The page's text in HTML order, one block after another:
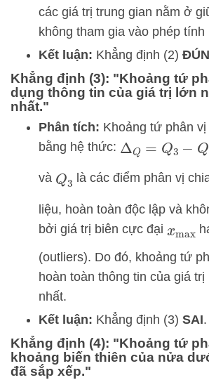
các giá trị trung gian nằm ở
không tham gia vào phép tính
Kết luận: Khẳng định (2)
Khẳng định (3): "Khoảng tứ
dụng thông tin của giá trị lớn
nhất."
Phân tích: Khoảng tứ phân
bằng hệ thức: ΔQ =Q3− Q 1
và Q3 là các điểm phân vị
liệu, hoàn toàn độc lập và
bởi giá trị biên cực đại xmax
(outliers). Do đó, khoảng tứ
hoàn toàn thông tin của giá
nhất.
Kết luận: Khẳng định (3) SAI.
Khẳng định (4): "Khoảng tứ
khoảng biến thiên của nửa
đã sắp xếp."